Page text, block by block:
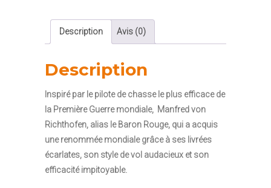
Description Avis (0)
Description
Inspiré par le pilote de chasse le plus efficace de
la Première Guerre mondiale, Manfred von
Richthofen, alias le Baron Rouge, qui a acquis
une renommée mondiale grâce à ses livrées
écarlates, son style de vol audacieux et son
efficacité impitoyable.